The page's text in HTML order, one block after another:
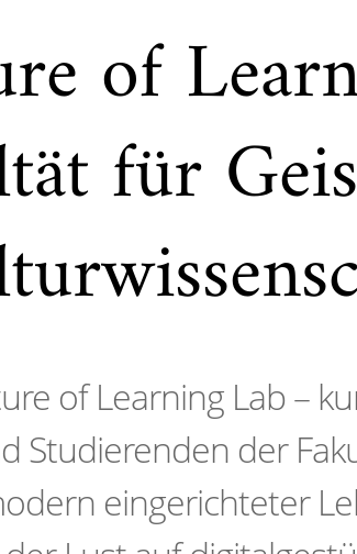
of
für
of Learning Lab –
Studierenden der
eingerichteter